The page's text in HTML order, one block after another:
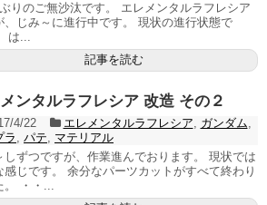
りのご無沙汰です。 エレメンタルラフレシア
、じみ～に進行中です。 現状の進行状態で
は...
記事を読む
ンタルラフレシア 改造 その２
4/22 エレメンタルラフレシア, ガンダム,
ラ , パテ, マテリアル
しずつですが、作業進んでおります。 現状では
感じです。 余分なパーツカットがすべて終わり
。 ・・...